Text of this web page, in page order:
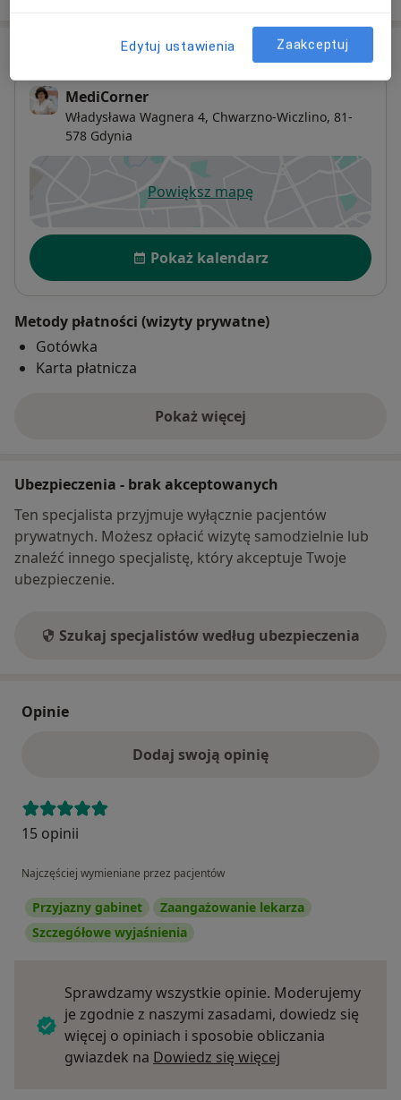
MediCorner
Władysława Wagnera 4, Chwarzno-Wiczlino, 81-
578 Gdynia
Powiększ mapęotwiera się w nowej karcie
Dostępność
Pokaż kalendarz
Metody płatności (wizyty prywatne)
Gotówka
Karta płatnicza
Pokaż więcej
o adresie
Ubezpieczenia - brak akceptowanych
Ten specjalista przyjmuje wyłącznie pacjentów
prywatnych. Możesz opłacić wizytę samodzielnie lub
znaleźć innego specjalistę, który akceptuje Twoje
ubezpieczenie.
Szukaj specjalistów według ubezpieczenia
Opinie
Dodaj swoją opinię
15 opinii
Najczęściej wymieniane przez pacjentów
Przyjazny gabinet
Zaangażowanie lekarza
Szczegółowe wyjaśnienia
Sprawdzamy wszystkie opinie. Moderujemy
je zgodnie z naszymi zasadami, dowiedz się
więcej o opiniach i sposobie obliczania
gwiazdek na Dowiedz się więcej
Edytuj ustawienia Zaakceptuj